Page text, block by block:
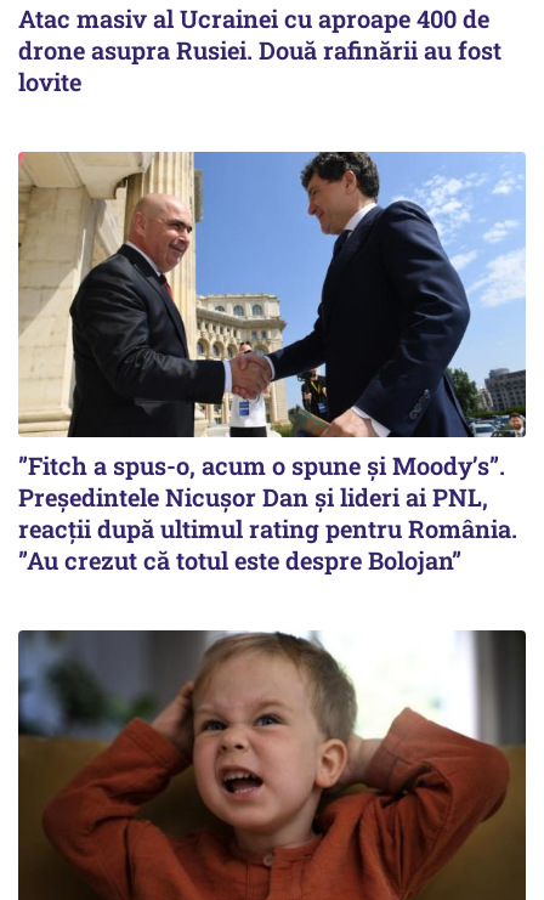
Atac masiv al Ucrainei cu aproape 400 de
drone asupra Rusiei. Două rafinării au fost
lovite
”Fitch a spus-o, acum o spune și Moody’s”.
Președintele Nicușor Dan și lideri ai PNL,
reacții după ultimul rating pentru România.
”Au crezut că totul este despre Bolojan”